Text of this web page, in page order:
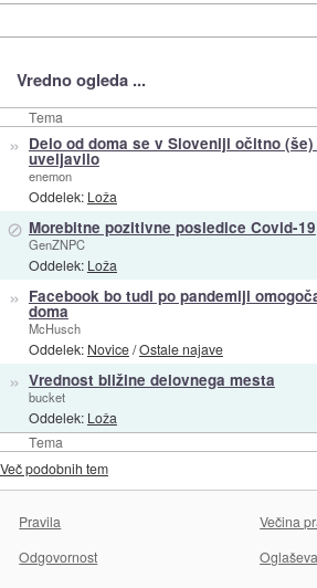
Vredno ogleda ...
Tema
Tema
» Delo od doma se v Sloveniji očitno (še)
uveljavilo
enemon
Oddelek: Loža
⊘ Morebitne pozitivne posledice Covid-19
GenZNPC
Oddelek: Loža
» Facebook bo tudi po pandemiji
doma
McHusch
Oddelek: Novice/Ostale najave
» Vrednost bližine delovnega mesta
bucket
Oddelek: Loža
Več podobnih tem
Pravila
Večina
Odgovornost